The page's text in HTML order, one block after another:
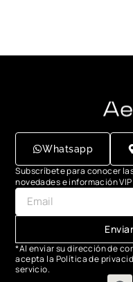
Whatsapp
Subscríbete para conocer
novedades e información VIP
Enviar
*Al enviar su dirección de
acepta la Política de
servicio.